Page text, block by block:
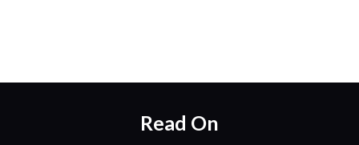
Read On